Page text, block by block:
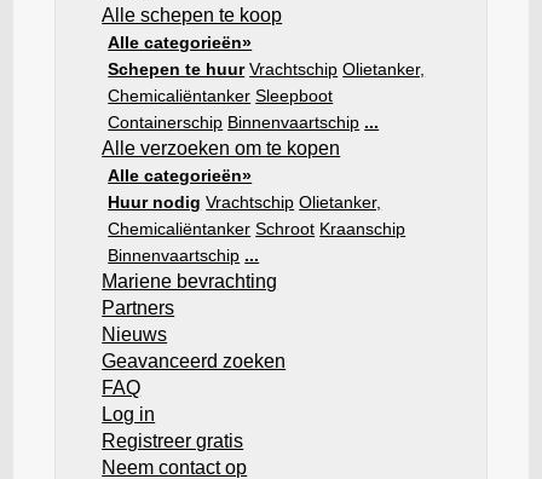
Alle schepen te koop
Alle categorieën»
Schepen te huur Vrachtschip Olietanker,
Chemicaliëntanker Sleepboot
Containerschip Binnenvaartschip ...
Alle verzoeken om te kopen
Alle categorieën»
Huur nodig Vrachtschip Olietanker,
Chemicaliëntanker Schroot Kraanschip
Binnenvaartschip ...
Mariene bevrachting
Partners
Nieuws
Geavanceerd zoeken
FAQ
Log in
Registreer gratis
Neem contact op